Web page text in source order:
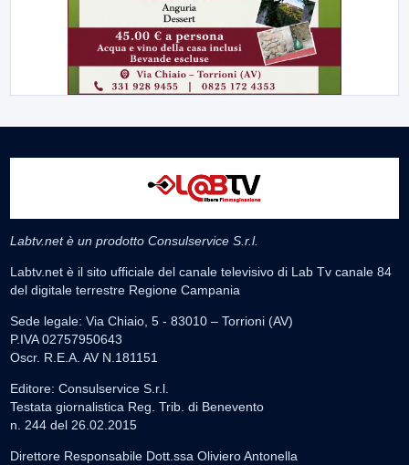
Labtv.net è un prodotto Consulservice S.r.l.
Labtv.net è il sito ufficiale del canale televisivo di Lab Tv canale 84
del digitale terrestre Regione Campania
Sede legale: Via Chiaio, 5 - 83010 – Torrioni (AV)
P.IVA 02757950643
Oscr. R.E.A. AV N.181151
Editore: Consulservice S.r.l.
Testata giornalistica Reg. Trib. di Benevento
n. 244 del 26.02.2015
Direttore Responsabile Dott.ssa Oliviero Antonella